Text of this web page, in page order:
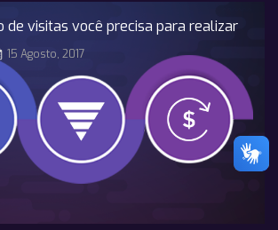
de visitas você precisa para realizar
15 Agosto, 2017